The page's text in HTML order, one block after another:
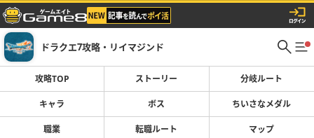
ドラクエ7攻略・リイマジンド
攻略TOP ストーリー 分岐ルート
キャラ ボス ちいさなメダル
職業 転職ルート マップ